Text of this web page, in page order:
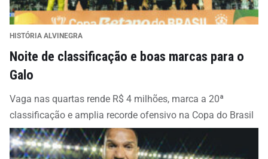
HISTÓRIA ALVINEGRA
Noite de classificação e boas marcas para o
Galo
Vaga nas quartas rende R$ 4 milhões, marca a 20ª
classificação e amplia recorde ofensivo na Copa do Brasil